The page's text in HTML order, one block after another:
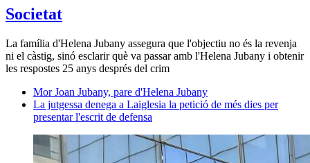
Societat
La família d'Helena Jubany assegura que l'objectiu no és la revenja
ni el càstig, sinó esclarir què va passar amb l'Helena Jubany i obtenir
les respostes 25 anys després del crim
Mor Joan Jubany, pare d'Helena Jubany
La jutgessa denega a Laiglesia la petició de més dies per
presentar l'escrit de defensa